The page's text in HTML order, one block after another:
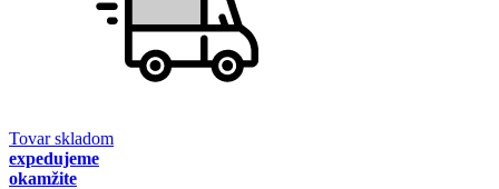
Tovar skladom
expedujeme
okamžite